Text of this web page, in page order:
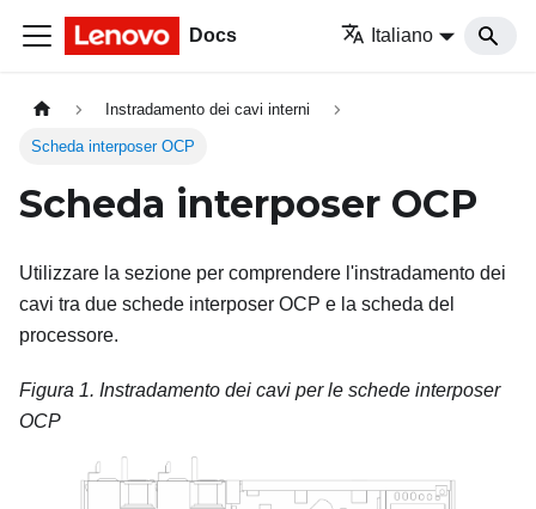
Docs Italiano
Instradamento dei cavi interni
Scheda interposer OCP
Scheda interposer OCP
Utilizzare la sezione per comprendere l'instradamento dei
cavi tra due schede interposer OCP e la scheda del
processore.
Figura 1. Instradamento dei cavi per le schede interposer
OCP